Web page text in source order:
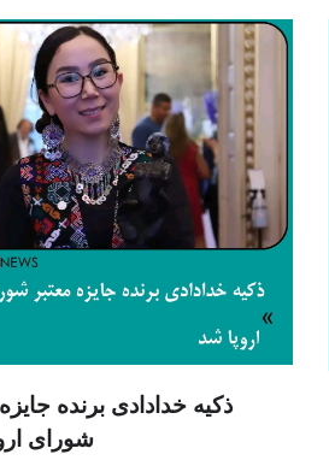
ذکیه خدادادی برنده
شورای